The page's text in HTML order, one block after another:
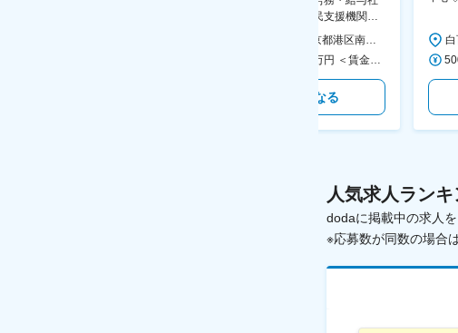
保等）◆国連の難民支援機関の
活動を支える日本公式支援窓口
本社 住所：東京都港区南青山6-10-11 ウェスレーセンター3F 勤務地最寄駅：地下鉄各線／表参道駅 受動喫煙対策：屋内全面禁煙 変更の範囲：会社の定める事業所（リモートワーク含む）
450万円～550万円 ＜賃金形態＞ 月給制 ＜賃金内訳＞ 月額（基本給）：340,000円～420,000円 ＜月給＞ 340,000円～420,000円 ＜昇給有無＞ 有 ＜残業手当＞ 有 ＜給与補足＞ ※能力・経験によって決定します。 ■賞与あり（業績評価に応じて支給） 賃金はあくまでも目安の金額であり、選考を通じて上下する可能性があります。 月給(月額)は固定手当を含めた表記です。
気になる
大学
人気求人ラン
dodaに掲載中の求人
※応募数が同数の場合